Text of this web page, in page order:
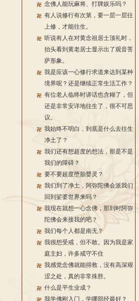
念佛人能玩麻将、打牌娱乐吗？
有人说修行有次第，要一层一层往
上修，才能往生。
听说有人在对黄念祖居士顶礼时，
抬头看到黄老居士显示出了观音菩
萨形象。
我是应该一心修行求道来达到某种
境界呢？还是继续正常生活工作？
有位老人临终时讲话也含糊了，但
还是非常安详地往生了，很不可思
议。
我始终不明白，到底是什么去往生
净土了？
我们还有想超度的想法，那是不是
我们的障碍？
要不要超度堕胎婴灵？
我们到了净土，阿弥陀佛会派我们
回到娑婆世界来吗？
我现在就想一心念佛，那到时阿弥
陀佛会来接我的吧？
我们每个人都是南无？
我很想受戒，但不敢。因为我是家
庭主妇，许多戒守不住
我感觉念佛就能得救，没有高深艰
涩之处，真的非常殊胜。
什么是平生业成？
我学佛刚入门，学哪部经最好？